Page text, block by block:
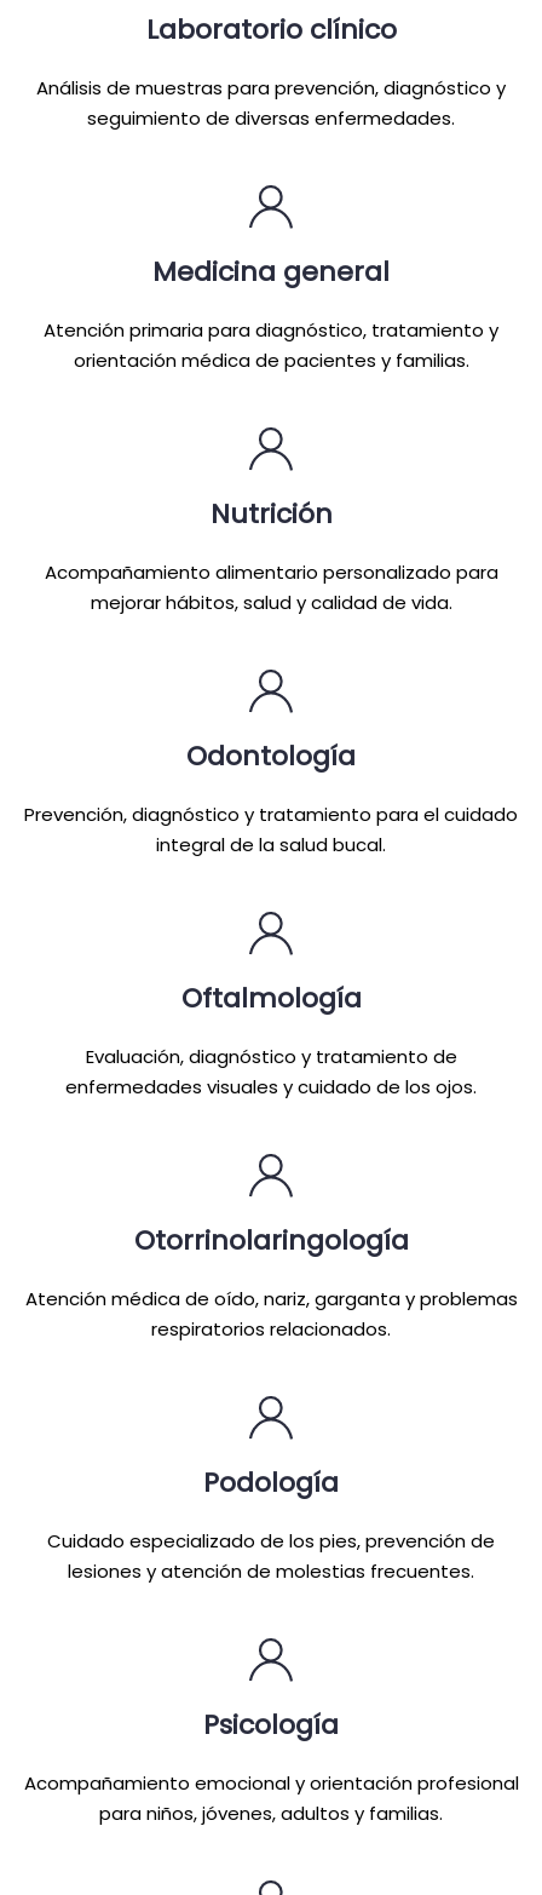
Laboratorio clínico
Análisis de muestras para prevención, diagnóstico y
seguimiento de diversas enfermedades.
Medicina general
Atención primaria para diagnóstico, tratamiento y
orientación médica de pacientes y familias.
Nutrición
Acompañamiento alimentario personalizado para
mejorar hábitos, salud y calidad de vida.
Odontología
Prevención, diagnóstico y tratamiento para el cuidado
integral de la salud bucal.
Oftalmología
Evaluación, diagnóstico y tratamiento de
enfermedades visuales y cuidado de los ojos.
Otorrinolaringología
Atención médica de oído, nariz, garganta y problemas
respiratorios relacionados.
Podología
Cuidado especializado de los pies, prevención de
lesiones y atención de molestias frecuentes.
Psicología
Acompañamiento emocional y orientación profesional
para niños, jóvenes, adultos y familias.